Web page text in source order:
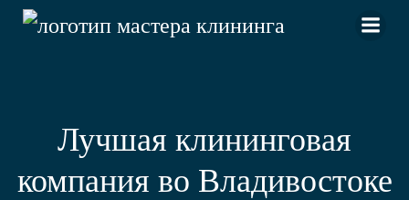
к
Лучшая клининговая
компания во Владивостоке